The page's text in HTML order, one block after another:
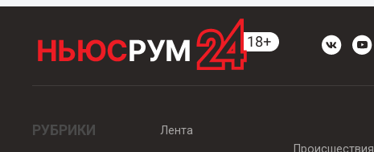
РУБРИКИ
Лента
Происшествия